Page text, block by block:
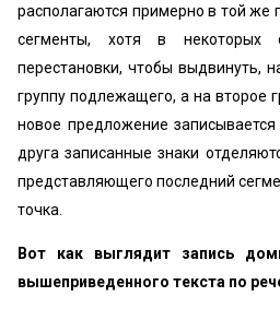
располагаются примерно в той же
сегменты, хотя в некоторых
перестановки, чтобы выдвинуть,
группу подлежащего, а на второе
новое предложение
друга записанные знаки
представляющего последний
точка.
Вот как выглядит запись
вышеприведенного текста по